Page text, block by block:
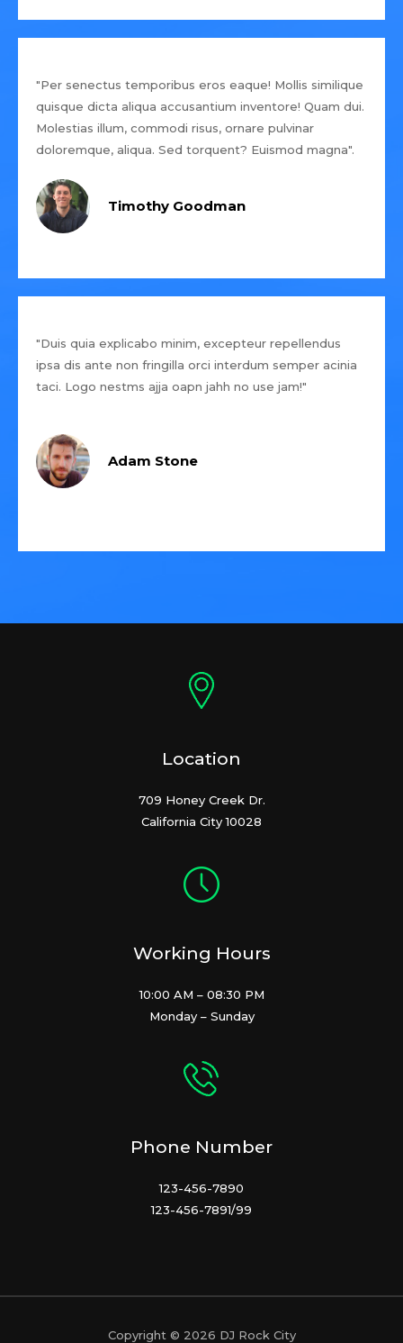
"Per senectus temporibus eros eaque! Mollis similique
quisque dicta aliqua accusantium inventore! Quam dui.
Molestias illum, commodi risus, ornare pulvinar
doloremque, aliqua. Sed torquent? Euismod magna".
Timothy Goodman
"Duis quia explicabo minim, excepteur repellendus
ipsa dis ante non fringilla orci interdum semper acinia
taci. Logo nestms ajja oapn jahh no use jam!"
Adam Stone
Location
709 Honey Creek Dr.
California City 10028
Working Hours
10:00 AM – 08:30 PM
Monday – Sunday
Phone Number
123-456-7890
123-456-7891/99
Copyright © 2026 DJ Rock City